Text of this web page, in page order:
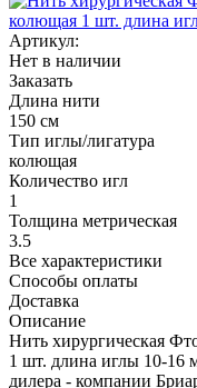
Артикул:
Нет в наличии
Заказать
Длина нити
150 см
Тип иглы/лигатура
колющая
Количество игл
1
Толщина метрическая
3.5
Все характеристики
Способы оплаты
Доставка
Описание
Нить хирургическая
1 шт. длина иглы 10-16
дилера - компании